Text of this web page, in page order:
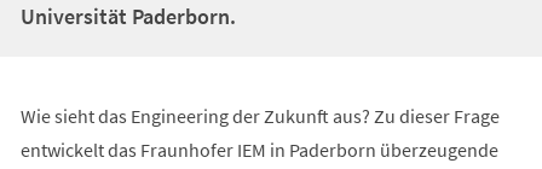
Universität Paderborn.
Wie sieht das Engineering der Zukunft aus? Zu dieser Frage
entwickelt das Fraunhofer IEM in Paderborn überzeugende